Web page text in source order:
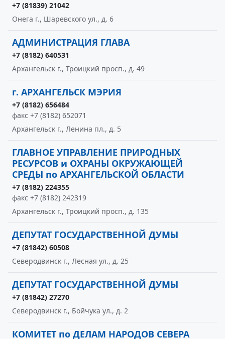
+7 (81839) 21042
Онега г., Шаревского ул., д. 6
АДМИНИСТРАЦИЯ ГЛАВА
+7 (8182) 640531
Архангельск г., Троицкий просп., д. 49
г. АРХАНГЕЛЬСК МЭРИЯ
+7 (8182) 656484
факс +7 (8182) 652071
Архангельск г., Ленина пл., д. 5
ГЛАВНОЕ УПРАВЛЕНИЕ ПРИРОДНЫХ
РЕСУРСОВ и ОХРАНЫ ОКРУЖАЮЩЕЙ
СРЕДЫ по АРХАНГЕЛЬСКОЙ ОБЛАСТИ
+7 (8182) 224355
факс +7 (8182) 242319
Архангельск г., Троицкий просп., д. 135
ДЕПУТАТ ГОСУДАРСТВЕННОЙ ДУМЫ
+7 (81842) 60508
Северодвинск г., Лесная ул., д. 25
ДЕПУТАТ ГОСУДАРСТВЕННОЙ ДУМЫ
+7 (81842) 27270
Северодвинск г., Бойчука ул., д. 2
КОМИТЕТ по ДЕЛАМ НАРОДОВ СЕВЕРА